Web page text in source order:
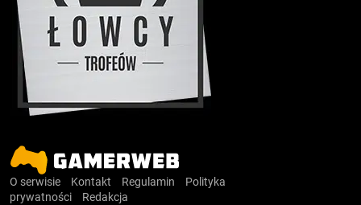
O serwisie Kontakt Regulamin
Polityka
prywatności
Redakcja